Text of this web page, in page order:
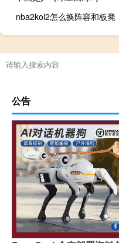
nba2kol2怎么换阵容和板凳
公告